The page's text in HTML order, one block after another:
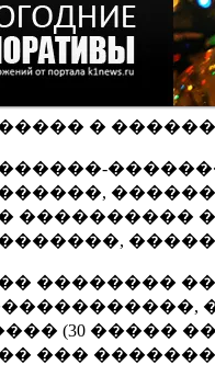
�
����������
��������
(30 �����
���